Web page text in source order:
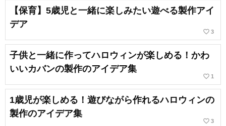
【保育】5歳児と一緒に楽しみたい遊べる製作アイ
デア
favorite_border 3
子供と一緒に作ってハロウィンが楽しめる！かわ
いいカバンの製作のアイデア集
favorite_border 1
1歳児が楽しめる！遊びながら作れるハロウィンの
製作のアイデア集
favorite_border 3